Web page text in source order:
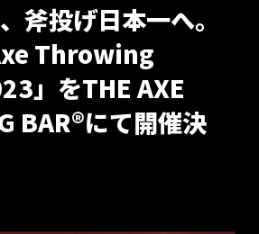
斧投げ日本一へ。
Throwing
」をTHE AXE
BAR®︎にて開催決